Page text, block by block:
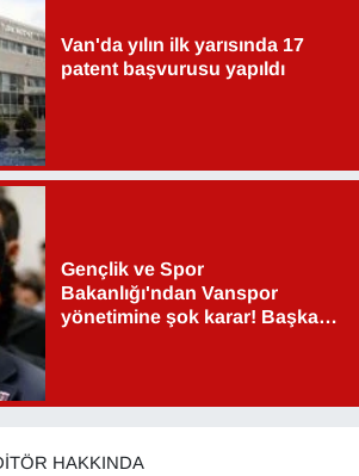
Van'da yılın ilk yarısında 17
patent başvurusu yapıldı
Gençlik ve Spor
Bakanlığı'ndan Vanspor
yönetimine şok karar! Başkan
HAKKINDA